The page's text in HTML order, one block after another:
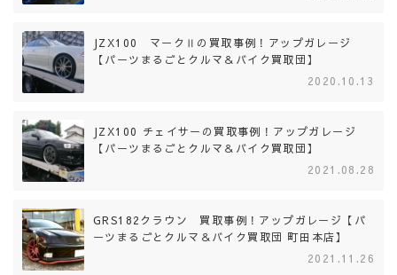
JZX100 マークⅡの買取事例！アップガレージ
【パーツまるごとクルマ＆バイク買取団】
2020.10.13
JZX100 チェイサーの買取事例！アップガレージ
【パーツまるごとクルマ＆バイク買取団】
2021.08.28
GRS182クラウン 買取事例！アップガレージ【パ
ーツまるごとクルマ＆バイク買取団 町田本店】
2021.11.26